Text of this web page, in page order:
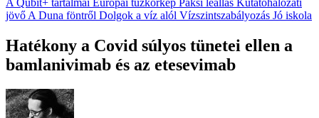
A Qubit+ tartalmai Európai tűzkörkép Paksi leállás Kutatóhálózati
jövő A Duna föntről Dolgok a víz alól Vízszintszabályozás Jó iskola
Hatékony a Covid súlyos tünetei ellen a
bamlanivimab és az etesevimab